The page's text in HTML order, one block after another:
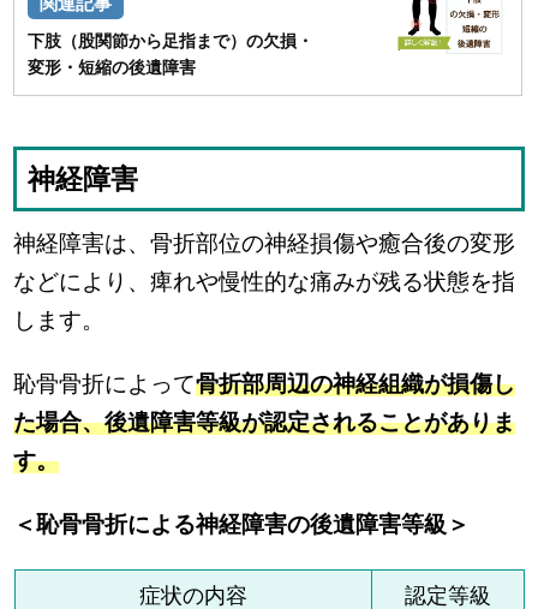
下肢（股関節から足指まで）の欠損・
変形・短縮の後遺障害
神経障害
神経障害は、骨折部位の神経損傷や癒合後の変形
などにより、痺れや慢性的な痛みが残る状態を指
します。
恥骨骨折によって骨折部周辺の神経組織が損傷し
た場合、後遺障害等級が認定されることがありま
す。
＜恥骨骨折による神経障害の後遺障害等級＞
症状の内容 認定等級